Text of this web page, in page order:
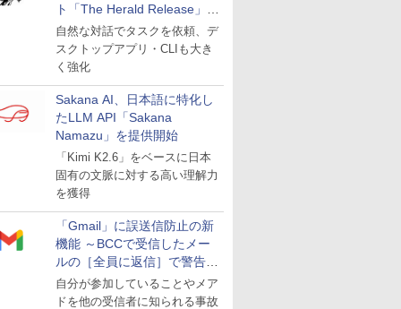
ト「The Herald Release」が
公開
自然な対話でタスクを依頼、デ
スクトップアプリ・CLIも大き
く強化
Sakana AI、日本語に特化し
たLLM API「Sakana
Namazu」を提供開始
「Kimi K2.6」をベースに日本
固有の文脈に対する高い理解力
を獲得
「Gmail」に誤送信防止の新
機能 ～BCCで受信したメー
ルの［全員に返信］で警告を
表示
自分が参加していることやメア
ドを他の受信者に知られる事故